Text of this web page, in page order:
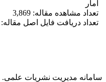
آمار
تعداد مشاهده مقاله: 3,869
تعداد دریافت فایل اصل مقاله: 4,819
سامانه مدیریت نشریات علمی.